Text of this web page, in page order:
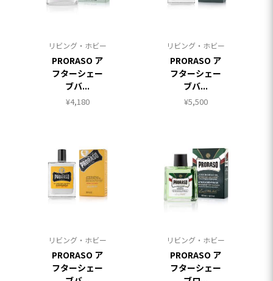
リビング・ホビー
PRORASO ア
フターシェー
ブバ...
¥4,180
リビング・ホビー
PRORASO ア
フターシェー
ブバ...
¥5,500
リビング・ホビー
PRORASO ア
フターシェー
リビング・ホビー
PRORASO ア
フターシェー